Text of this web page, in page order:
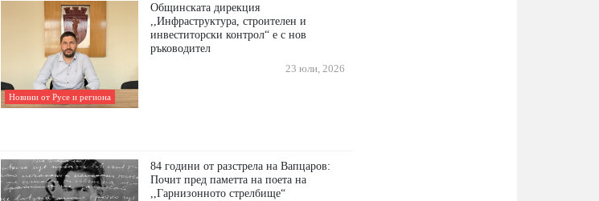
Новини от Русе и региона
Общинската дирекция
,,Инфраструктура, строителен и
инвеститорски контрол“ е с нов
ръководител
23 юли, 2026
84 години от разстрела на Вапцаров:
Почит пред паметта на поета на
,,Гарнизонното стрелбище“